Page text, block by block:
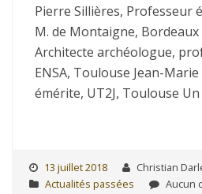
Pierre Sillières, Professeur
M. de Montaigne,
Architecte archéologue,
ENSA, Toulouse Jean-
émérite, UT2J, Toulouse
13 juillet 2018
Christian
Actualités passées
Aucun